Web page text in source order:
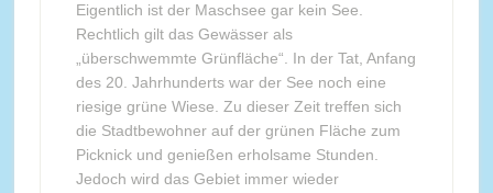
Eigentlich ist der Maschsee gar kein See.
Rechtlich gilt das Gewässer als
„überschwemmte Grünfläche“. In der Tat, Anfang
des 20. Jahrhunderts war der See noch eine
riesige grüne Wiese. Zu dieser Zeit treffen sich
die Stadtbewohner auf der grünen Fläche zum
Picknick und genießen erholsame Stunden.
Jedoch wird das Gebiet immer wieder